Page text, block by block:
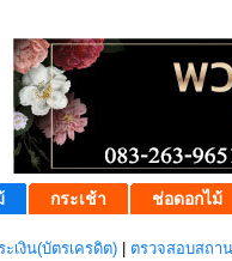
กระเช้า ช่อดอกไม้
ะเงิน(บัตรเครดิต) ตรวจสอบสถา